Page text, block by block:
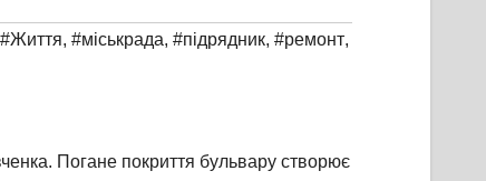
#Життя, #міськрада, #підрядник, #ремонт,
Погане покриття бульвару створює